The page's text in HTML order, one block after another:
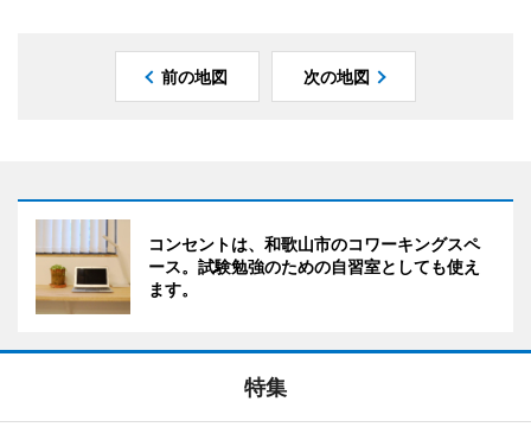
前の地図 次の地図
コンセントは、和歌山市のコワーキングスペ
ース。試験勉強のための自習室としても使え
ます。
特集